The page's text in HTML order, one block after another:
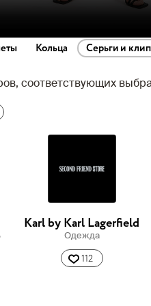
Кольца Серьги и
соответствующих
Karl by Karl Lagerfield
Одежда
112